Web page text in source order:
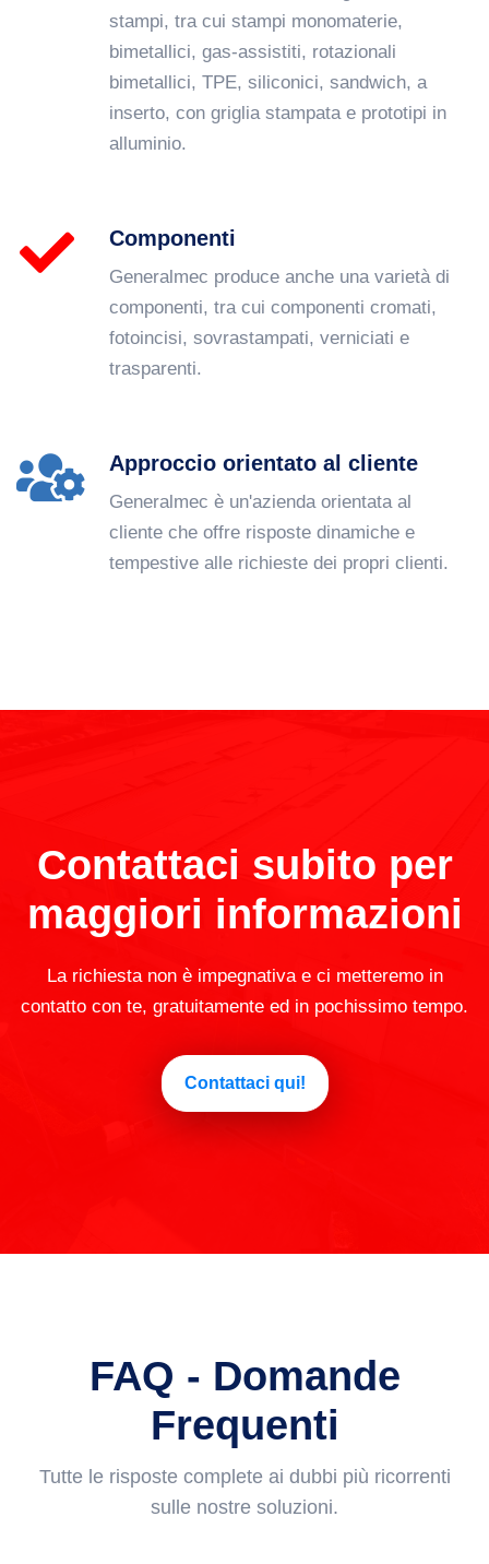
stampi, tra cui stampi monomaterie,
bimetallici, gas-assistiti, rotazionali
bimetallici, TPE, siliconici, sandwich, a
inserto, con griglia stampata e prototipi in
alluminio.
Componenti
Generalmec produce anche una varietà di
componenti, tra cui componenti cromati,
fotoincisi, sovrastampati, verniciati e
trasparenti.
Approccio orientato al cliente
Generalmec è un'azienda orientata al
cliente che offre risposte dinamiche e
tempestive alle richieste dei propri clienti.
Contattaci subito per
maggiori informazioni
La richiesta non è impegnativa e ci metteremo in
contatto con te, gratuitamente ed in pochissimo tempo.
Contattaci qui!
FAQ - Domande
Frequenti
Tutte le risposte complete ai dubbi più ricorrenti
sulle nostre soluzioni.